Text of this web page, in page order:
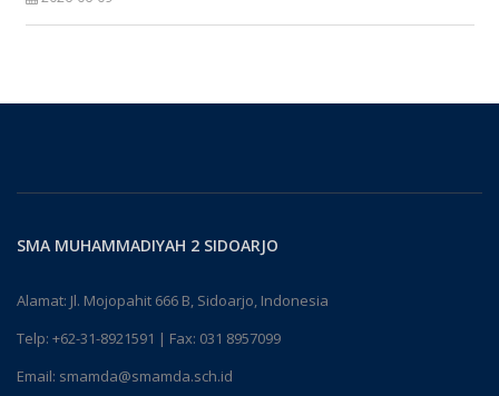
SMA MUHAMMADIYAH 2 SIDOARJO
Alamat: Jl. Mojopahit 666 B, Sidoarjo, Indonesia
Telp: +62-31-8921591 | Fax: 031 8957099
Email: smamda@smamda.sch.id